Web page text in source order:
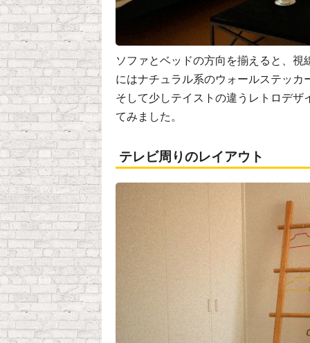
ソファとベッドの方向を揃えると、
にはナチュラル系のウォールステッカ
そして少しテイストの違うレトロデ
てみました。
テレビ周りのレイアウト